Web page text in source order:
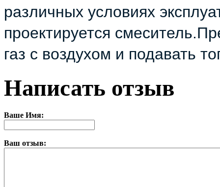
различных условиях
проектируется
газ с воздухом и подавать
Написать отзыв
Ваше Имя:
Ваш отзыв: